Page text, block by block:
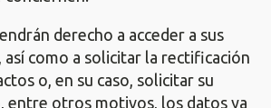
derecho a acceder a sus
así como a solicitar la rectificación
o, en su caso, solicitar su
entre otros motivos, los datos ya